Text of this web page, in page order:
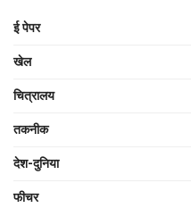
ई पेपर
खेल
चित्रालय
तकनीक
देश-दुनिया
फीचर